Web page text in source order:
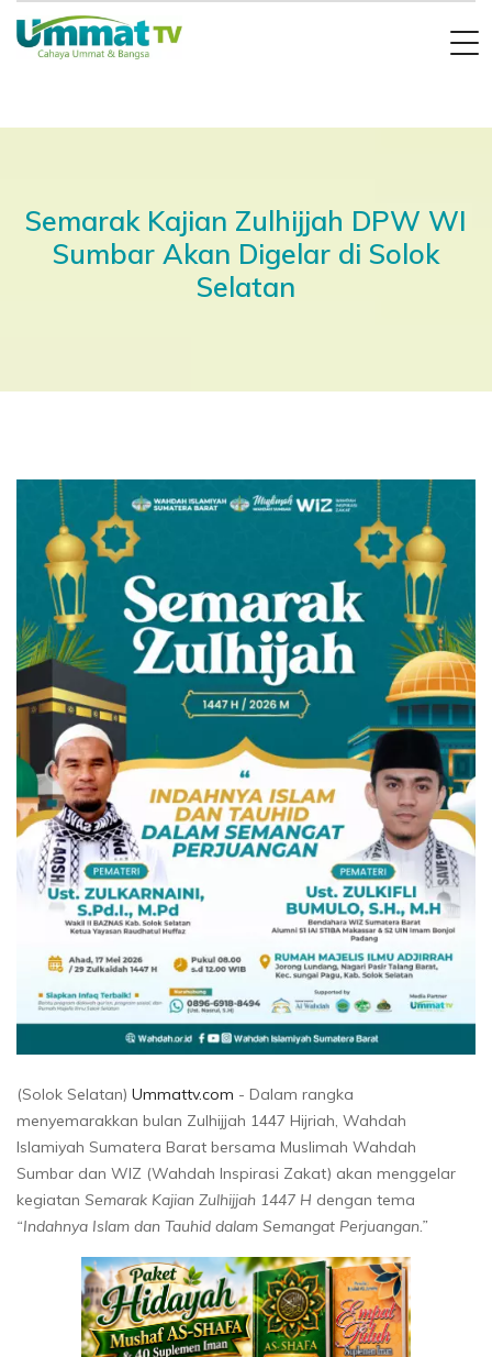
Semarak Kajian Zulhijjah DPW WI
Sumbar Akan Digelar di Solok
Selatan
(Solok Selatan) Ummattv.com - Dalam rangka
menyemarakkan bulan Zulhijjah 1447 Hijriah, Wahdah
Islamiyah Sumatera Barat bersama Muslimah Wahdah
Sumbar dan WIZ (Wahdah Inspirasi Zakat) akan menggelar
kegiatan Semarak Kajian Zulhijjah 1447 H dengan tema
“Indahnya Islam dan Tauhid dalam Semangat Perjuangan.”